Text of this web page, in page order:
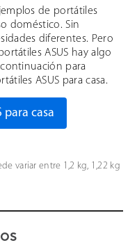
de portátiles
doméstico. Sin
diferentes. Pero
ASUS hay algo
para
ASUS para casa.
para casa
variar entre 1,2 kg, 1,22 kg